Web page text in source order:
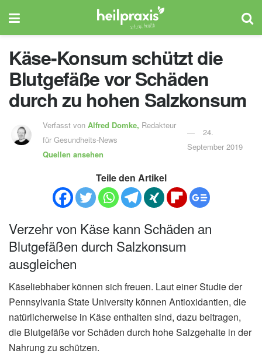
Käse-Konsum schützt die
Blutgefäße vor Schäden
durch zu hohen Salzkonsum
Verfasst vonAlfred Domke, Redakteur
für Gesundheits-News
Quellen ansehen
24.
September 2019
Teile den Artikel
Verzehr von Käse kann Schäden an
Blutgefäßen durch Salzkonsum
ausgleichen
Käseliebhaber können sich freuen. Laut einer Studie der
Pennsylvania State University können Antioxidantien, die
natürlicherweise in Käse enthalten sind, dazu beitragen,
die Blutgefäße vor Schäden durch hohe Salzgehalte in der
Nahrung zu schützen.